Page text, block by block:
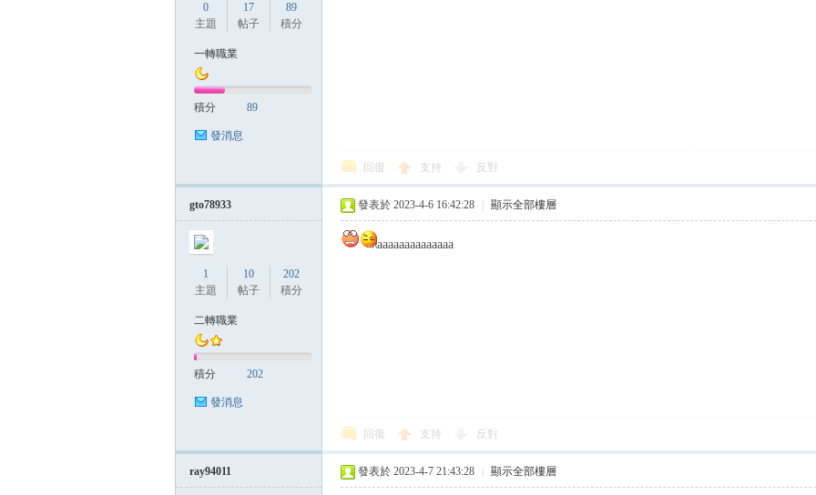
0
主題
17
帖子
89
積分
一轉職業
積分 89
發消息
回復 支持 反對
gto78933
1
主題
10
帖子
202
積分
二轉職業
積分 202
發消息
發表於 2023-4-6 16:42:28 顯示全部樓層
aaaaaaaaaaaaaa
回復 支持 反對
ray94011 發表於 2023-4-7 21:43:28 顯示全部樓層